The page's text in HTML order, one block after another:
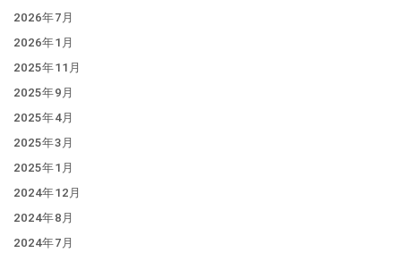
2026年7月
2026年1月
2025年11月
2025年9月
2025年4月
2025年3月
2025年1月
2024年12月
2024年8月
2024年7月